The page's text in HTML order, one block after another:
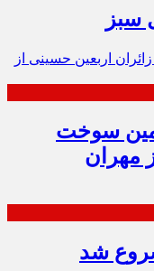
سبز
سوخت
مهران